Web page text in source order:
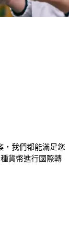
，我們都能滿足您
貨幣進行國際轉